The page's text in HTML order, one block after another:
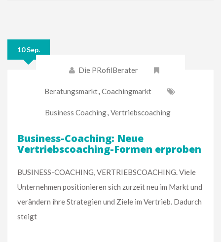
10 Sep.
Die PRofilBerater
Beratungsmarkt, Coachingmarkt
Business Coaching, Vertriebscoaching
Business-Coaching: Neue
Vertriebscoaching-Formen erproben
BUSINESS-COACHING, VERTRIEBSCOACHING. Viele
Unternehmen positionieren sich zurzeit neu im Markt und
verändern ihre Strategien und Ziele im Vertrieb. Dadurch
steigt